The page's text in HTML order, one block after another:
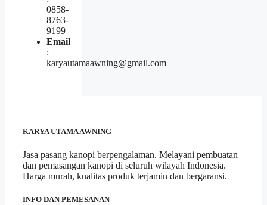
0858-
8763-
9199
Email
:
karyautamaawning@gmail.com
KARYA UTAMA AWNING
Jasa pasang kanopi berpengalaman. Melayani pembuatan
dan pemasangan kanopi di seluruh wilayah Indonesia.
Harga murah, kualitas produk terjamin dan bergaransi.
INFO DAN PEMESANAN